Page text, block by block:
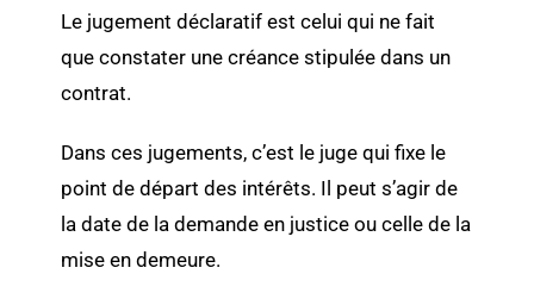
Le jugement déclaratif est celui qui ne fait
que constater une créance stipulée dans un
contrat.
Dans ces jugements, c’est le juge qui fixe le
point de départ des intérêts. Il peut s’agir de
la date de la demande en justice ou celle de la
mise en demeure.